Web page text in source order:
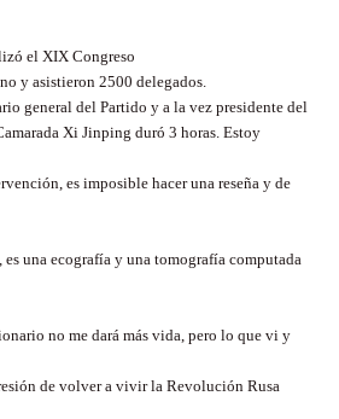
el XIX Congreso
y asistieron 2500 delegados.
general del Partido y a la vez presidente del
Xi Jinping duró 3 horas. Estoy
es imposible hacer una reseña y de
una ecografía y una tomografía computada
no me dará más vida, pero lo que vi y
de volver a vivir la Revolución Rusa